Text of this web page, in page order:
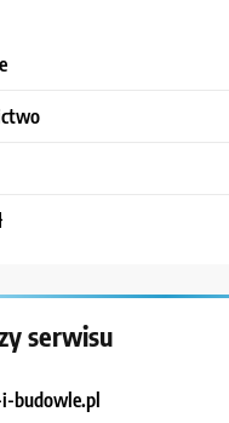
serwisu
budowle.pl